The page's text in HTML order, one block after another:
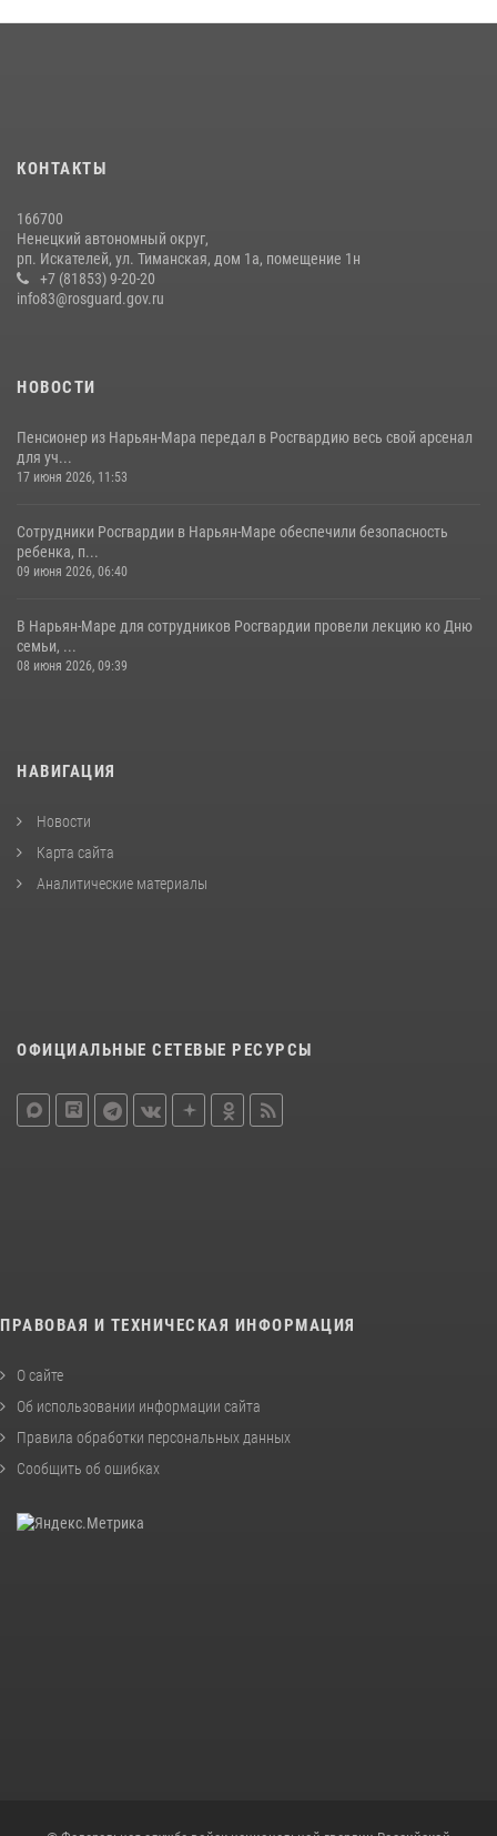
КОНТАКТЫ
166700
Ненецкий автономный округ,
рп. Искателей, ул. Тиманская, дом 1а, помещение 1н
+7 (81853) 9-20-20
info83@rosguard.gov.ru
НОВОСТИ
Пенсионер из Нарьян-Мара передал в Росгвардию весь свой арсенал
для уч...
17 июня 2026, 11:53
Сотрудники Росгвардии в Нарьян-Маре обеспечили безопасность
ребенка, п...
09 июня 2026, 06:40
В Нарьян-Маре для сотрудников Росгвардии провели лекцию ко Дню
семьи, ...
08 июня 2026, 09:39
НАВИГАЦИЯ
Новости
Карта сайта
Аналитические материалы
ОФИЦИАЛЬНЫЕ СЕТЕВЫЕ РЕСУРСЫ
ПРАВОВАЯ И ТЕХНИЧЕСКАЯ ИНФОРМАЦИЯ
О сайте
Об использовании информации сайта
Правила обработки персональных данных
Сообщить об ошибках